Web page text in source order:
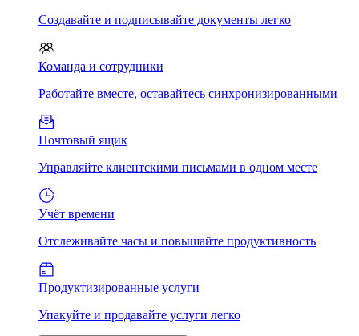
Создавайте и подписывайте документы легко
Команда и сотрудники
Работайте вместе, оставайтесь синхронизированными
Почтовый ящик
Управляйте клиентскими письмами в одном месте
Учёт времени
Отслеживайте часы и повышайте продуктивность
Продуктизированные услуги
Упакуйте и продавайте услуги легко